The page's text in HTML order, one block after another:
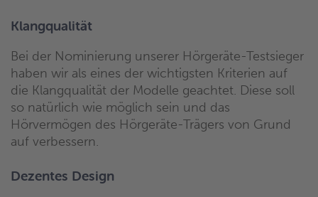
Klangqualität
Bei der Nominierung unserer Hörgeräte-Testsieger
haben wir als eines der wichtigsten Kriterien auf
die Klangqualität der Modelle geachtet. Diese soll
so natürlich wie möglich sein und das
Hörvermögen des Hörgeräte-Trägers von Grund
auf verbessern.
Dezentes Design